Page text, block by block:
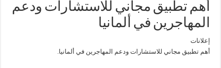
أهم تطبيق مجاني للاستشارات ودعم
المهاجرين في ألمانيا
إعلانات
أهم تطبيق مجاني للاستشارات ودعم المهاجرين في ألمانيا.